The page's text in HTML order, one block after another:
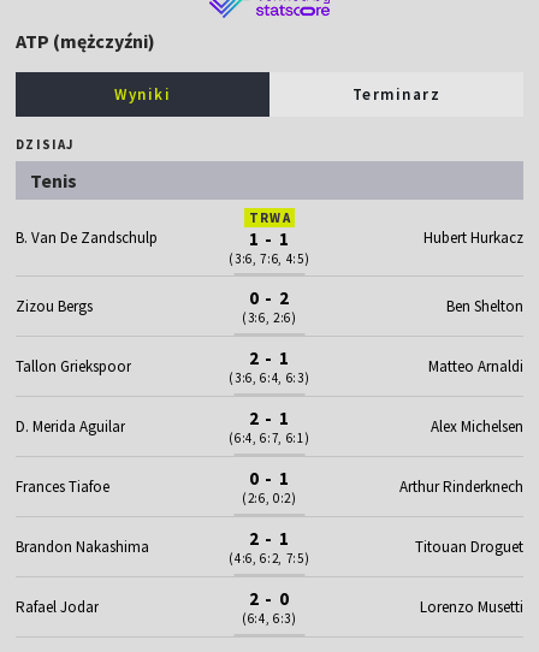
ATP (mężczyźni)
Wyniki Terminarz
DZISIAJ
Tenis
B. Van De Zandschulp
TRWA
1 - 1
(3:6, 7:6, 4:5)
Hubert Hurkacz
Zizou Bergs 0 - 2
(3:6, 2:6)
Ben Shelton
Tallon Griekspoor 2 - 1
(3:6, 6:4, 6:3)
Matteo Arnaldi
D. Merida Aguilar 2 - 1
(6:4, 6:7, 6:1)
Alex Michelsen
Frances Tiafoe 0 - 1
(2:6, 0:2)
Arthur Rinderknech
Brandon Nakashima 2 - 1
(4:6, 6:2, 7:5)
Titouan Droguet
Rafael Jodar 2 - 0
(6:4, 6:3)
Lorenzo Musetti